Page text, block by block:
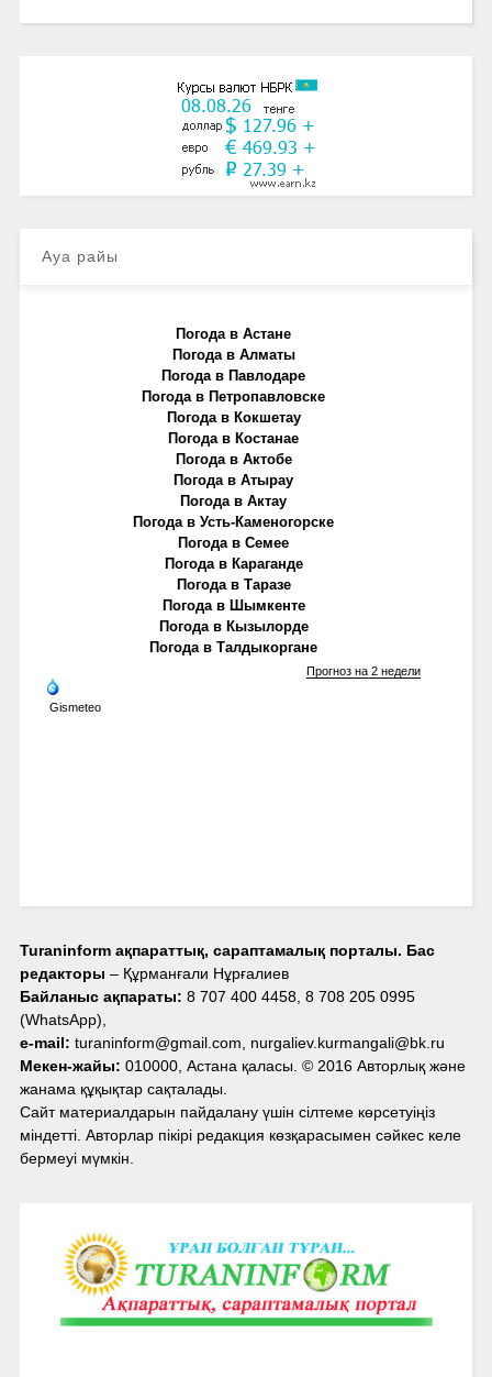
Ауа райы
Погода в Астане
Погода в Алматы
Погода в Павлодаре
Погода в Петропавловске
Погода в Кокшетау
Погода в Костанае
Погода в Актобе
Погода в Атырау
Погода в Актау
Погода в Усть-Каменогорске
Погода в Семее
Погода в Караганде
Погода в Таразе
Погода в Шымкенте
Погода в Кызылорде
Погода в Талдыкоргане
Gismeteo
Прогноз на 2 недели
Turaninform ақпараттық, сараптамалық порталы. Бас
редакторы – Құрманғали Нұрғалиев
Байланыс ақпараты: 8 707 400 4458, 8 708 205 0995
(WhatsApp),
e-mail: turaninform@gmail.com, nurgaliev.kurmangali@bk.ru
Мекен-жайы: 010000, Астана қаласы. © 2016 Авторлық және
жанама құқықтар сақталады.
Сайт материалдарын пайдалану үшін сілтеме көрсетуіңіз
міндетті. Авторлар пікірі редакция көзқарасымен сәйкес келе
бермеуі мүмкін.